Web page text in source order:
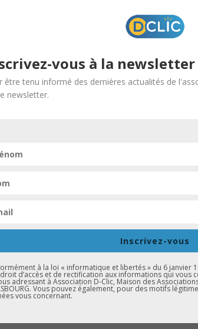
conçu pour les élèves de 4ᵉ et 3ᵉ, pour
du Bas-Rhin :
Bugatti – Molsheim
de Tours – Marlenheim
-Molsheim
Copernic – Duttlenheim
– Wasselonne
Heiligenstein – Barr
Les Sources – Saverne
LaBroque
Obernai
– Dettwiller
– Ingwiller
vous à la newsletter
être tenu informé des dernières actualités de
newsletter.
Inscrivez-vous
à la loi « informatique et libertés » du 6 janvier
droit d’accès et de rectification aux informations qui vous
adressant à Association D-Clic, Maison des
Vous pouvez également, pour des motifs
vous concernant.